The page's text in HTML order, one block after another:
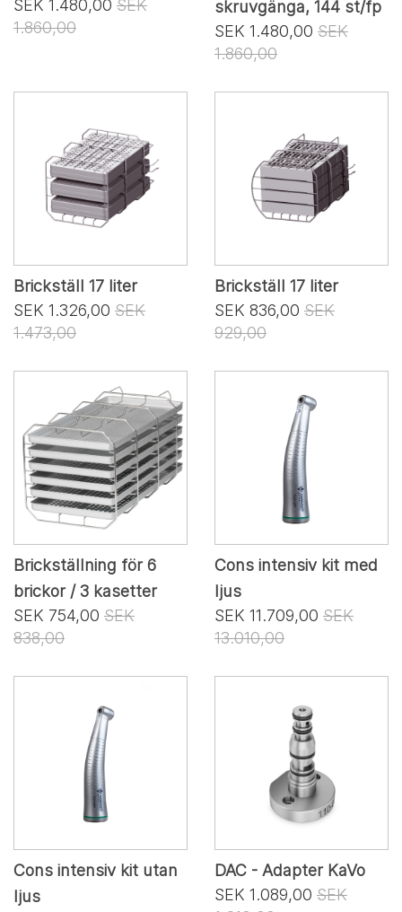
SEK 1.480,00 SEK
1.860,00
skruvgänga, 144 st/fp
SEK 1.480,00 SEK
1.860,00
Brickställ 17 liter
SEK 1.326,00 SEK
1.473,00
Brickställ 17 liter
SEK 836,00 SEK
929,00
Brickställning för 6
brickor / 3 kasetter
SEK 754,00 SEK
838,00
Cons intensiv kit med
ljus
SEK 11.709,00 SEK
13.010,00
Cons intensiv kit utan
ljus
DAC - Adapter KaVo
SEK 1.089,00 SEK